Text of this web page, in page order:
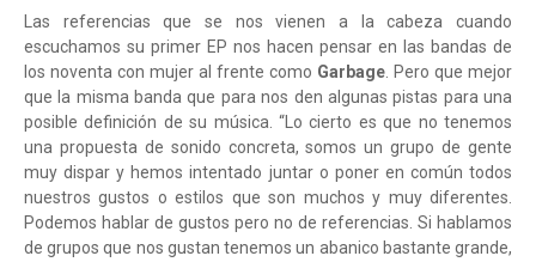
Las referencias que se nos vienen a la cabeza cuando
escuchamos su primer EP nos hacen pensar en las bandas de
los noventa con mujer al frente como Garbage. Pero que mejor
que la misma banda que para nos den algunas pistas para una
posible definición de su música. “Lo cierto es que no tenemos
una propuesta de sonido concreta, somos un grupo de gente
muy dispar y hemos intentado juntar o poner en común todos
nuestros gustos o estilos que son muchos y muy diferentes.
Podemos hablar de gustos pero no de referencias. Si hablamos
de grupos que nos gustan tenemos un abanico bastante grande,